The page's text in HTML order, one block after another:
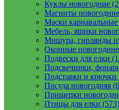
Куклы новогодние
Магниты
Маски карнавальные
Мебель, ящики
Мишура, гирлянды
Оконные
Подвески для елки
Подсвечники,
Подставки и крючки
Посуда новогодняя
Прищепки
Птицы для елки (573)